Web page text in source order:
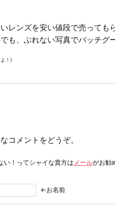
レンズを安い値段で売っても
も、ぶれない写真でバッチグ
！)
コメントをどうぞ。
い！ってシャイな貴方は メールがお勧
←お名前